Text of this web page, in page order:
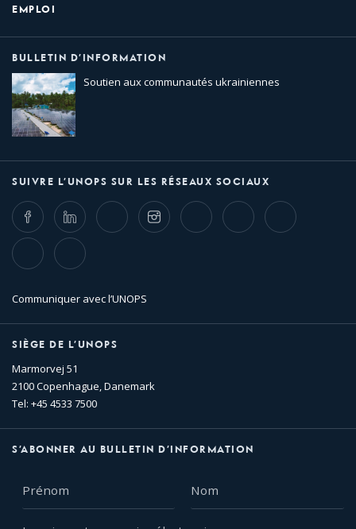
EMPLOI
BULLETIN D’INFORMATION
Soutien aux communautés ukrainiennes
SUIVRE L’UNOPS SUR LES RÉSEAUX SOCIAUX
FacebookLinkedIn Twitter InstagramWhatsappBluesky Threads
TikTok Flickr
Communiquer avec l’UNOPS
SIÈGE DE L’UNOPS
Marmorvej 51
2100 Copenhague, Danemark
Tel: +45 4533 7500
S’ABONNER AU BULLETIN D’INFORMATION